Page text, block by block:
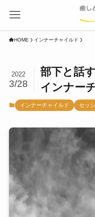
HOME インナーチャイルド
部下と話
インナー
2022
3/28
インナーチャイルド セッ